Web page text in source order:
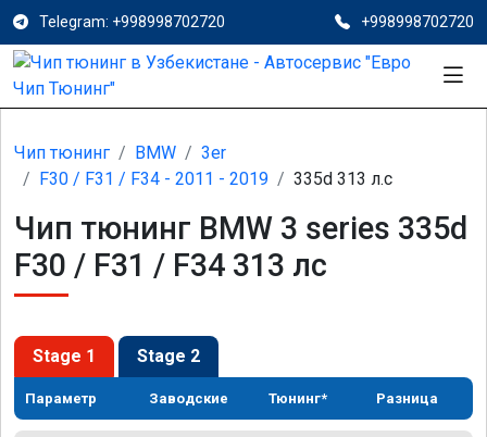
Telegram: +998998702720 +998998702720
Чип тюнинг BMW
3er
F30 / F31 / F34 - 2011 - 2019
335d 313 л.с
Чип тюнинг BMW 3 series 335d
F30 / F31 / F34 313 лс
Stage 1 Stage 2
Параметр Заводские Тюнинг* Разница